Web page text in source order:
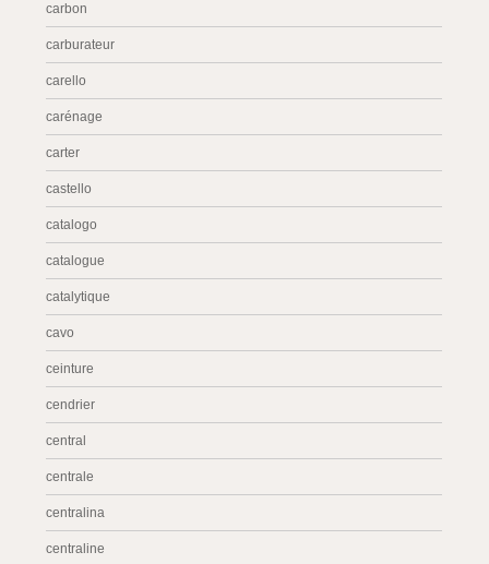
carbon
carburateur
carello
carénage
carter
castello
catalogo
catalogue
catalytique
cavo
ceinture
cendrier
central
centrale
centralina
centraline